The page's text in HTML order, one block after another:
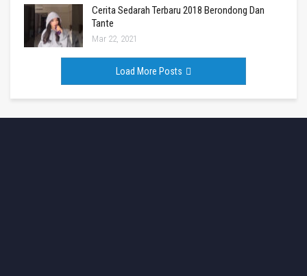
Cerita Sedarah Terbaru 2018 Berondong Dan
Tante
Mar 22, 2021
Load More Posts